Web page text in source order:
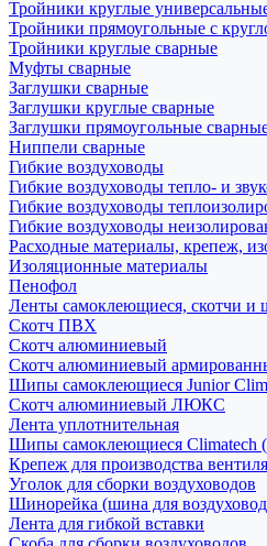
Тройники круглые
Тройники прямоугольные с
Тройники круглые сварные
Муфты сварные
Заглушки сварные
Заглушки круглые сварные
Заглушки прямоугольные
Ниппели сварные
Гибкие воздуховоды
Гибкие воздуховоды тепло- и
Гибкие воздуховоды
Гибкие воздуховоды
Расходные материалы, крепеж,
Изоляционные материалы
Пенофол
Ленты самоклеющиеся, скотчи и
Скотч ПВХ
Скотч алюминиевый
Скотч алюминиевый
Шипы самоклеющиеся Junior
Скотч алюминиевый ЛЮКС
Лента уплотнительная
Шипы самоклеющиеся Climatech
Крепеж для производства
Уголок для сборки воздуховодов
Шинорейка (шина для
Лента для гибкой вставки